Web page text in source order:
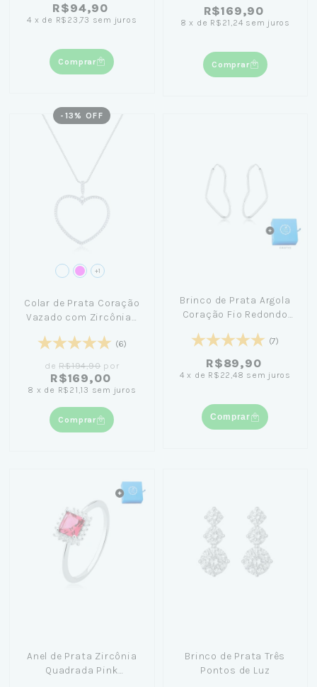
R$94,90
4 x de R$23,73 sem juros
Comprar
R$169,90
8 x de R$21,24 sem juros
Comprar
- 13 % OFF
+1
Colar de Prata Coração
Vazado com Zircônias
(6)
deR$194,90 por
R$169,00
8 x de R$21,13 sem juros
Comprar
Brinco de Prata Argola
Coração Fio Redondo
Pequena Céu (7)
R$89,90
4 x de R$22,48 sem juros
Comprar
Anel de Prata Zircônia
Quadrada Pink
Brinco de Prata Três
Pontos de Luz